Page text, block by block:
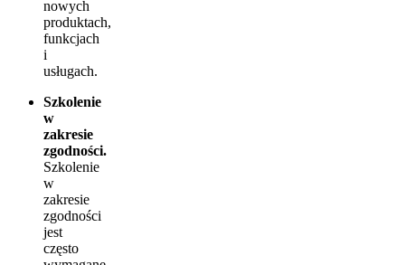
nowych
produktach,
funkcjach
i
usługach.
Szkolenie
w
zakresie
zgodności.
Szkolenie
w
zakresie
zgodności
jest
często